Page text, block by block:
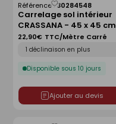
Carrelage sol intérieur
CRASSANA - 45 x 45 cm
ép.8,5 mm - grey
Référence :30284548
Disponible sous 10 jours
22,90€ TTC/Mètre Carré
Ajouter au devis
Enregistrer
comme
liste